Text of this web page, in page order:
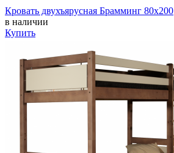
Кровать двухъярусная Брамминг 80х200
в наличии
Купить